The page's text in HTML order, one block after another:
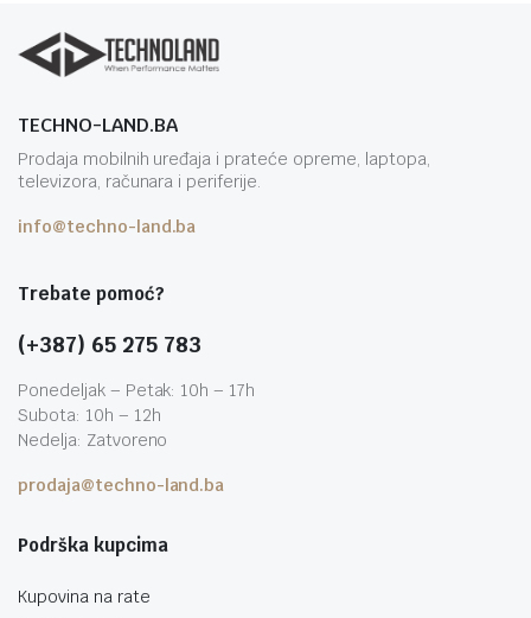
TECHNO-LAND.BA
Prodaja mobilnih uređaja i prateće opreme, laptopa,
televizora, računara i periferije.
info@techno-land.ba
Trebate pomoć?
(+387) 65 275 783
Ponedeljak – Petak: 10h – 17h
Subota: 10h – 12h
Nedelja: Zatvoreno
prodaja@techno-land.ba
Podrška kupcima
Kupovina na rate